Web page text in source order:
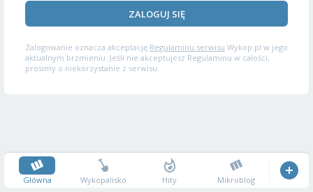
ZALOGUJ SIĘ
Zalogowanie oznacza akceptację Regulaminu serwisu Wykop.pl w jego
aktualnym brzmieniu. Jeśli nie akceptujesz Regulaminu w całości,
prosimy o niekorzystanie z serwisu.
Główna Wykopalisko Hity Mikroblog